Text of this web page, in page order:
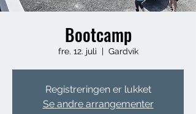
Bootcamp
fre. 12. juli
  |
Gardvik
Registreringen er lukket
Se andre arrangementer